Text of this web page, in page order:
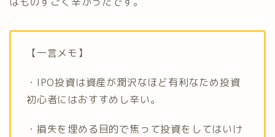
【一言メモ】
・IPO投資は資産が潤沢なほど有利なため投資
初心者にはおすすめし辛い。
・損失を埋める目的で焦って投資をしてはいけ